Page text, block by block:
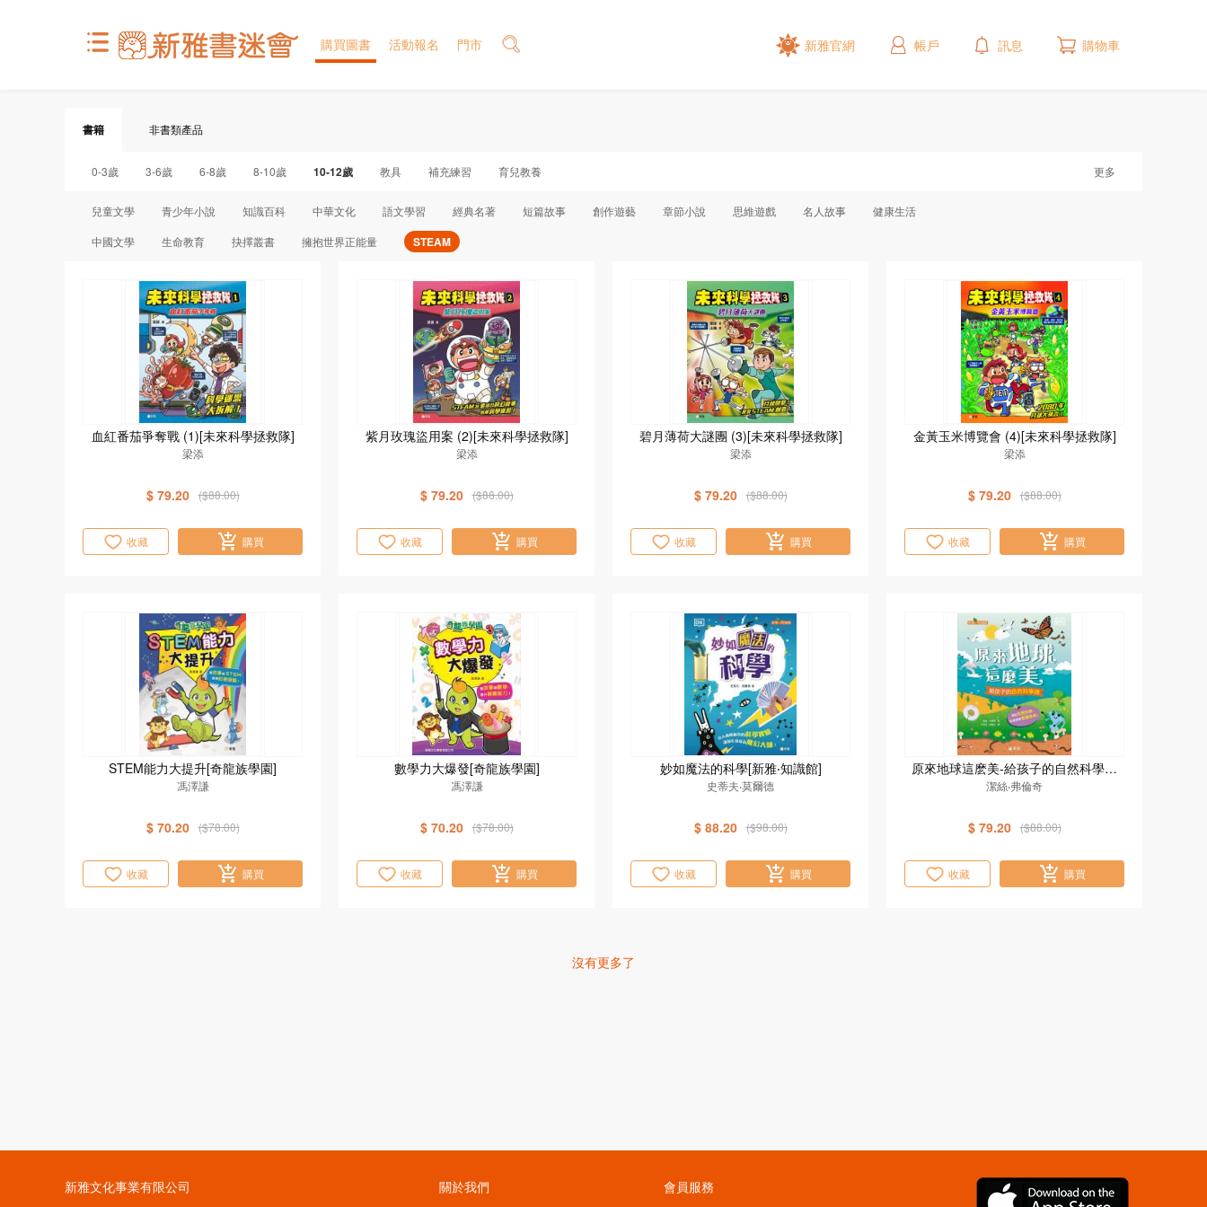
書籍 非書類產品
0-3歲 3-6歲 6-8歲 8-10歲 10-12歲 教具 補充練習 育兒教養 更多
兒童文學 青少年小說 知識百科 中華文化 語文學習 經典名著 短篇故事 創作遊藝 章節小說 思維遊戲 名人故事
健康生活
中國文學
生命教育 抉擇叢書 擁抱世界正能量 STEAM
血紅番茄爭奪戰 (1)[未來科學拯救隊]
梁添
$ 79.20 ($88.00)
收藏 購買
紫月玫瑰盜用案 (2)[未來科學拯救隊]
梁添
$ 79.20 ($88.00)
收藏 購買
碧月薄荷大謎團 (3)[未來科學拯救隊]
梁添
$ 79.20 ($88.00)
收藏 購買
金黃玉米博覽會 (4)[未來科學拯救隊]
梁添
$ 79.20 ($88.00)
收藏 購買
STEM能力大提升[奇龍族學園]
馮澤謙
$ 70.20 ($78.00)
收藏 購買
數學力大爆發[奇龍族學園]
馮澤謙
$ 70.20 ($78.00)
收藏 購買
妙如魔法的科學[新雅‧知識館]
史蒂夫‧莫爾德
$ 88.20 ($98.00)
收藏 購買
原來地球這麽美-給孩子的自然科學課
[新雅‧知識館]
潔絲‧弗倫奇
$ 79.20 ($88.00)
收藏 購買
沒有更多了
購買圖書 活動報名 門市 新雅官網 帳戶 訊息 購物車
新雅文化事業有限公司 關於我們 會員服務